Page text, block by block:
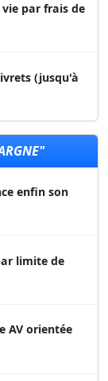
vie par frais de
(jusqu'à
enfin son
limite de
AV orientée